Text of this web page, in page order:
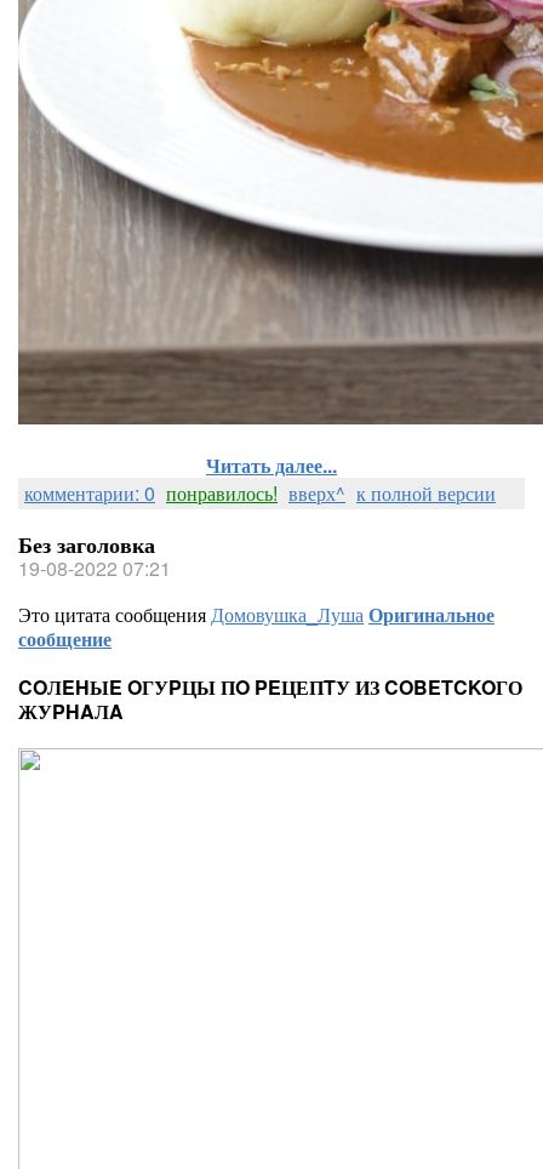
Читать далее...
комментарии: 0 понравилось! вверх^ к полной версии
Без заголовка
19-08-2022 07:21
Это цитата сообщенияДомовушка_ЛушаОригинальное
сообщение
COЛEHЫE OГУPЦЫ ПO PEЦЕПTУ ИЗ COBETCKOГО
ЖУPHAЛA